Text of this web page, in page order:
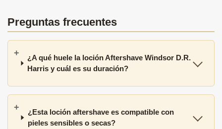
Preguntas frecuentes
¿A qué huele la loción Aftershave Windsor D.R.
Harris y cuál es su duración?
¿Esta loción aftershave es compatible con
pieles sensibles o secas?